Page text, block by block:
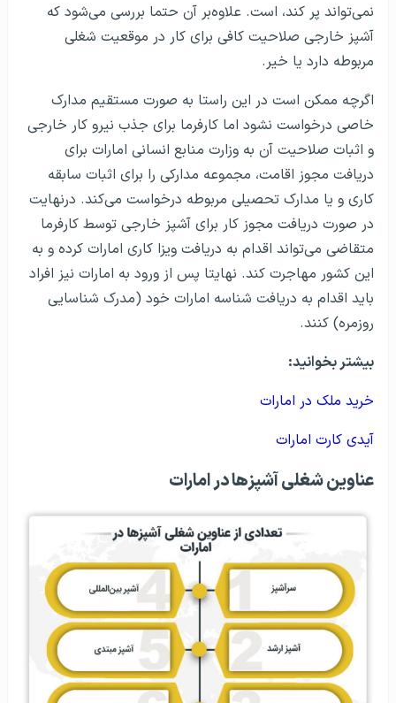
نمی‌تواند پر کند، است. علاوه‌بر آن حتما بررسی می‌شود که
آشپز خارجی صلاحیت کافی برای کار در موقعیت شغلی
مربوطه دارد یا خیر.
اگرچه ممکن است در این راستا به صورت مستقیم مدارک
خاصی درخواست نشود اما کارفرما برای جذب نیرو کار خارجی
و اثبات صلاحیت آن به وزارت منابع انسانی امارات برای
دریافت مجوز اقامت، مجموعه مدارکی را برای اثبات سابقه
کاری و یا مدارک تحصیلی مربوطه درخواست می‌کند. درنهایت
در صورت دریافت مجوز کار برای آشپز خارجی توسط کارفرما
متقاضی می‌تواند اقدام به دریافت ویزا کاری امارات کرده و به
این کشور مهاجرت کند. نهایتا پس از ورود به امارات نیز افراد
باید اقدام به دریافت شناسه امارات خود (مدرک شناسایی
روزمره) کنند.
بیشتر بخوانید:
خرید ملک در امارات
آیدی کارت امارات
عناوین شغلی آشپزها در امارات